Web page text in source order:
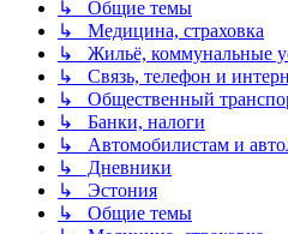
↳ Общие темы
↳ Медицина, страховка
↳ Жильё, коммунальные
↳ Связь, телефон и
↳ Общественный
↳ Банки, налоги
↳ Автомобилистам и
↳ Дневники
↳ Эстония
↳ Общие темы